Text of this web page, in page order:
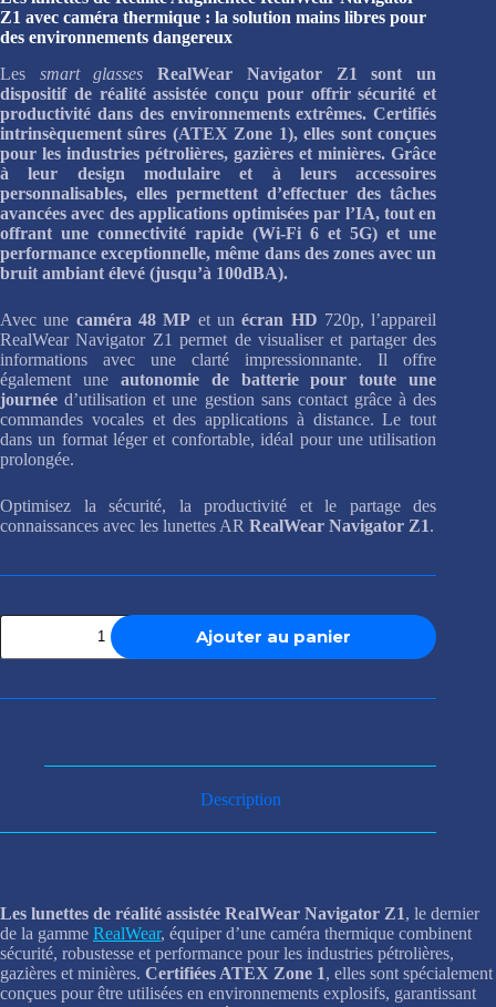
Z1 avec caméra thermique : la solution mains libres pour
des environnements dangereux
Les smart glasses
RealWear Navigator Z1 sont un
dispositif de réalité assistée conçu pour offrir sécurité et
productivité dans des environnements extrêmes. Certifiés
intrinsèquement sûres (ATEX Zone 1), elles sont conçues
pour les industries pétrolières, gazières et minières. Grâce
à leur design modulaire et à leurs accessoires
personnalisables, elles permettent d’effectuer des tâches
avancées avec des applications optimisées par l’IA, tout en
offrant une connectivité rapide (Wi-Fi 6 et 5G) et une
performance exceptionnelle, même dans des zones avec un
bruit ambiant élevé (jusqu’à 100dBA).
Avec une caméra 48 MP et unécran HD 720p, l’appareil
RealWear Navigator Z1 permet de visualiser et partager des
informations avec une clarté impressionnante. Il offre
également une autonomie de batterie pour toute une
journée d’utilisation et une gestion sans contact grâce à des
commandes vocales et des applications à distance. Le tout
dans un format léger et confortable, idéal pour une utilisation
prolongée.
Optimisez la sécurité, la productivité et le partage des
connaissances avec les lunettes AR RealWear Navigator Z1.
quantité
RealWear
Z1
Ajouter au panier
Description
Les lunettes de réalité assistée RealWear Navigator Z1, le dernier
de la gamme RealWear, équiper d’une caméra thermique combinent
sécurité, robustesse et performance pour les industries pétrolières,
gazières et minières. Certifiées ATEX Zone 1, elles sont spécialement
conçues pour être utilisées en environnements explosifs, garantissant